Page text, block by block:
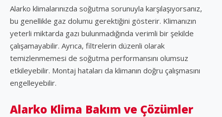
Alarko klimalarınızda soğutma sorunuyla karşılaşıyorsanız,
bu genellikle gaz dolumu gerektiğini gösterir. Klimanızın
yeterli miktarda gazı bulunmadığında verimli bir şekilde
çalışamayabilir. Ayrıca, filtrelerin düzenli olarak
temizlenmemesi de soğutma performansını olumsuz
etkileyebilir. Montaj hataları da klimanın doğru çalışmasını
engelleyebilir.
Alarko Klima Bakım ve Çözümler